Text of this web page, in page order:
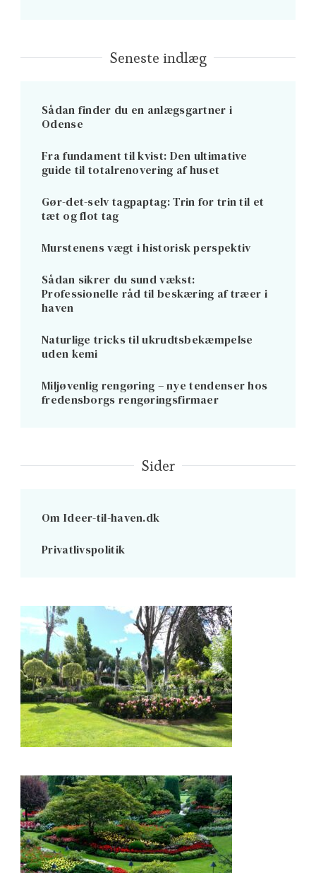
Seneste indlæg
Sådan finder du en anlægsgartner i
Odense
Fra fundament til kvist: Den ultimative
guide til totalrenovering af huset
Gør-det-selv tagpaptag: Trin for trin til et
tæt og flot tag
Murstenens vægt i historisk perspektiv
Sådan sikrer du sund vækst:
Professionelle råd til beskæring af træer i
haven
Naturlige tricks til ukrudtsbekæmpelse
uden kemi
Miljøvenlig rengøring – nye tendenser hos
fredensborgs rengøringsfirmaer
Sider
Om Ideer-til-haven.dk
Privatlivspolitik